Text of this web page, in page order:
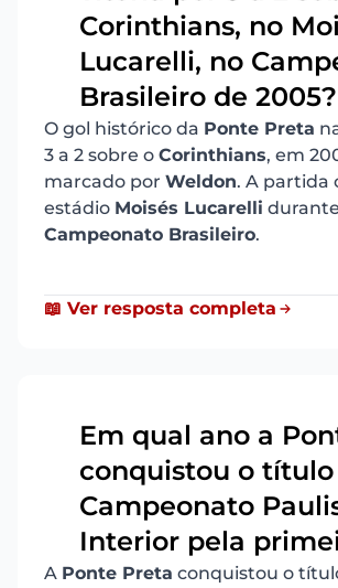
Corinthians, no
Lucarelli, no
Brasileiro de 2005?
O gol histórico da Ponte Preta
3 a 2 sobre o Corinthians, em
marcado por Weldon. A partida
estádio Moisés Lucarelli
Campeonato Brasileiro.
📖 Ver resposta completa
Em qual ano a
conquistou o
Campeonato
Interior pela
A Ponte Preta conquistou o